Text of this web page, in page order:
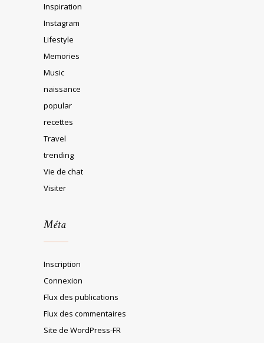
Inspiration
Instagram
Lifestyle
Memories
Music
naissance
popular
recettes
Travel
trending
Vie de chat
Visiter
Méta
Inscription
Connexion
Flux des publications
Flux des commentaires
Site de WordPress-FR